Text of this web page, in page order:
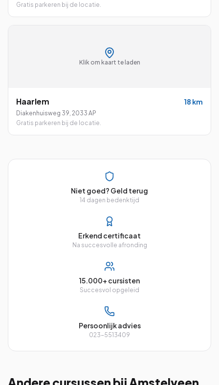
Gratis parkeren bij de locatie.
Klik om kaart te laden
Haarlem 18 km
Diakenhuisweg 39, 2033 AP
Gratis parkeren bij de locatie.
Niet goed? Geld terug
14 dagen bedenktijd
Erkend certificaat
Na succesvolle afronding
15.000+ cursisten
Succesvol opgeleid
Persoonlijk advies
023-5513409